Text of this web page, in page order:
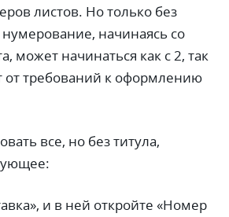
листов. Но только без
начинаясь со
может начинаться как с 2, так
от требований к оформлению
все, но без титула,
и в ней откройте «Номер